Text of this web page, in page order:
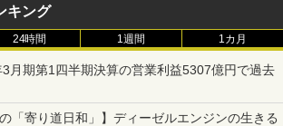
キング
24時間 1週間 1カ月
月期第1四半期決算の営業利益5307億円で過去
「寄り道日和」】ディーゼルエンジンの生きる